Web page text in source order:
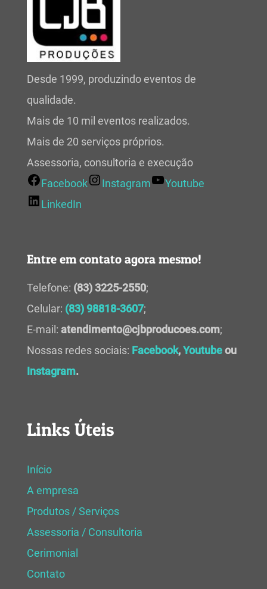
Desde 1999, produzindo eventos de
qualidade.
Mais de 10 mil eventos realizados.
Mais de 20 serviços próprios.
Assessoria, consultoria e execução
Facebook
Instagram
Youtube
LinkedIn
Entre em contato agora mesmo!
Telefone: (83) 3225-2550;
Celular: (83) 98818-3607;
E-mail: atendimento@cjbproducoes.com;
Nossas redes sociais: Facebook,Youtubeou
Instagram.
Links Úteis
Início
A empresa
Produtos / Serviços
Assessoria / Consultoria
Cerimonial
Contato